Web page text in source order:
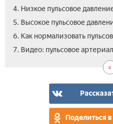
4. Низкое пульсовое
5. Высокое пульсовое
6. Как нормализовать
7. Видео: пульсовое
Поделиться